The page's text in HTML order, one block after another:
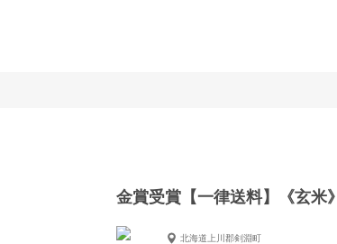
金賞受賞【一律送料】《玄米
北海道上川郡剣淵町